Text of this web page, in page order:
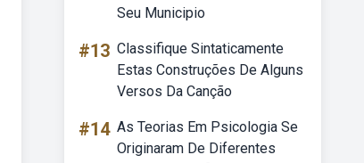
Seu Municipio
#13 Classifique Sintaticamente
Estas Construções De Alguns
Versos Da Canção
#14 As Teorias Em Psicologia Se
Originaram De Diferentes